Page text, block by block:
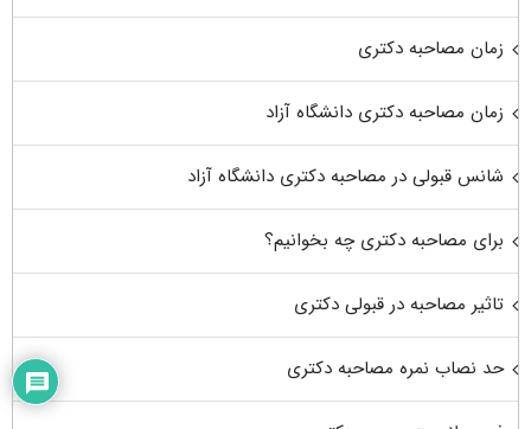
زمان مصاحبه دکتری
زمان مصاحبه دکتری دانشگاه آزاد
شانس قبولی در مصاحبه دکتری دانشگاه آزاد
برای مصاحبه دکتری چه بخوانیم؟
تاثیر مصاحبه در قبولی دکتری
حد نصاب نمره مصاحبه دکتری